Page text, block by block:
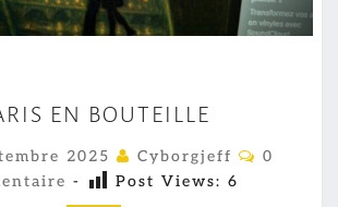
A
R
I
EN BOUTEILLE
2025 Cyborgjeff
C
0
- Post Views: 6